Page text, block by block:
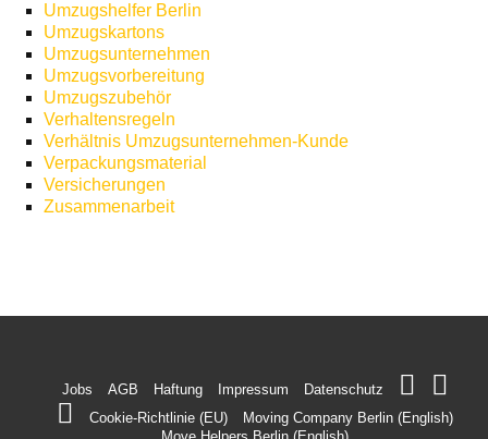
Umzugshelfer Berlin
Umzugskartons
Umzugsunternehmen
Umzugsvorbereitung
Umzugszubehör
Verhaltensregeln
Verhältnis Umzugsunternehmen-Kunde
Verpackungsmaterial
Versicherungen
Zusammenarbeit
Jobs AGB Haftung Impressum
Datenschutz
Cookie-Richtlinie (EU)
Moving Company Berlin (English)